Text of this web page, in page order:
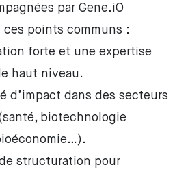
par Gene.iO
points communs :
forte et une expertise
haut niveau.
d’impact dans des secteurs
biotechnologie
structuration pour